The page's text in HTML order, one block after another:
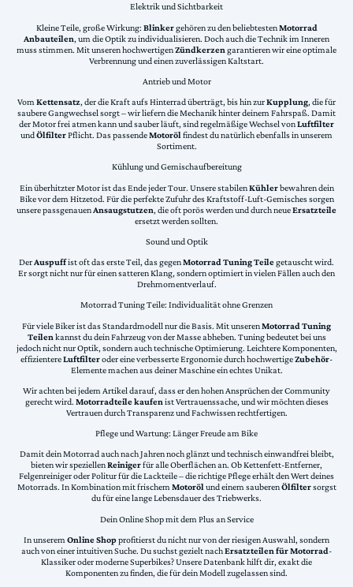
Elektrik und Sichtbarkeit
Kleine Teile, große Wirkung: Blinkergehören zu den beliebtestenMotorrad
Anbauteilen, um die Optik zu individualisieren. Doch auch die Technik im Inneren
muss stimmen. Mit unseren hochwertigenZündkerzen garantieren wir eine optimale
Verbrennung und einen zuverlässigen Kaltstart.
Antrieb und Motor
VomKettensatz, der die Kraft aufs Hinterrad überträgt, bis hin zurKupplung, die für
saubere Gangwechsel sorgt – wir liefern die Mechanik hinter deinem Fahrspaß. Damit
der Motor frei atmen kann und sauber läuft, sind regelmäßige Wechsel vonLuftfilter
undÖlfilterPflicht. Das passendeMotorölfindest du natürlich ebenfalls in unserem
Sortiment.
Kühlung und Gemischaufbereitung
Ein überhitzter Motor ist das Ende jeder Tour. Unsere stabilenKühlerbewahren dein
Bike vor dem Hitzetod. Für die perfekte Zufuhr des Kraftstoff-Luft-Gemisches sorgen
unsere passgenauenAnsaugstutzen, die oft porös werden und durch neueErsatzteile
ersetzt werden sollten.
Sound und Optik
DerAuspuffist oft das erste Teil, das gegenMotorrad Tuning Teilegetauscht wird.
Er sorgt nicht nur für einen satteren Klang, sondern optimiert in vielen Fällen auch den
Drehmomentverlauf.
Motorrad Tuning Teile: Individualität ohne Grenzen
Für viele Biker ist das Standardmodell nur die Basis. Mit unserenMotorrad Tuning
Teilen kannst du dein Fahrzeug von der Masse abheben. Tuning bedeutet bei uns
jedoch nicht nur Optik, sondern auch technische Optimierung. Leichtere Komponenten,
effizientereLuftfilteroder eine verbesserte Ergonomie durch hochwertigeZubehör-
Elemente machen aus deiner Maschine ein echtes Unikat.
Wir achten bei jedem Artikel darauf, dass er den hohen Ansprüchen der Community
gerecht wird. Motorradteile kaufen ist Vertrauenssache, und wir möchten dieses
Vertrauen durch Transparenz und Fachwissen rechtfertigen.
Pflege und Wartung: Länger Freude am Bike
Damit dein Motorrad auch nach Jahren noch glänzt und technisch einwandfrei bleibt,
bieten wir speziellenReinigerfür alle Oberflächen an. Ob Kettenfett-Entferner,
Felgenreiniger oder Politur für die Lackteile – die richtige Pflege erhält den Wert deines
Motorrads. In Kombination mit frischemMotorölund einem sauberenÖlfiltersorgst
du für eine lange Lebensdauer des Triebwerks.
Dein Online Shop mit dem Plus an Service
In unserem Online Shopprofitierst du nicht nur von der riesigen Auswahl, sondern
auch von einer intuitiven Suche. Du suchst gezielt nachErsatzteilen für Motorrad-
Klassiker oder moderne Superbikes? Unsere Datenbank hilft dir, exakt die
Komponenten zu finden, die für dein Modell zugelassen sind.